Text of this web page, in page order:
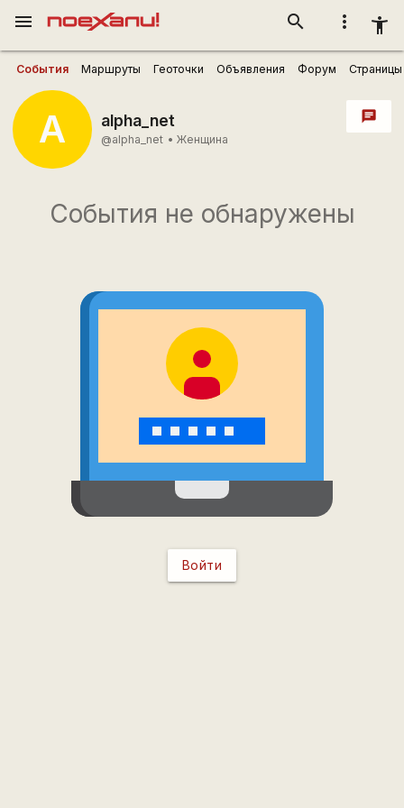
more_vert accessibility_new
search
menu
События Маршруты Геоточки Объявления Форум Страницы
A alpha_net
@alpha_net • Женщина
chat
События не обнаружены
Войти